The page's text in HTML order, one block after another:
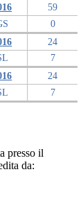
59
0
24
7
24
7
presso il
da: